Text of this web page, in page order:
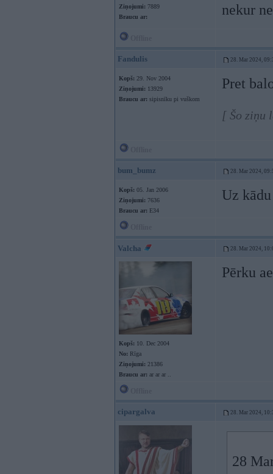
Ziņojumi: 7889
Braucu ar:
nekur
Fandulis 28. Mar 2024,
Kopš: 29. Nov 2004
Ziņojumi: 13929
Braucu ar: sipisnīku pi vuškom
Pret
[ Šo ziņu
bum_bumz 28. Mar 2024,
Kopš: 05. Jan 2006
Ziņojumi: 7636
Braucu ar: E34
Uz
Valcha 28. Mar 2024,
Kopš: 10. Dec 2004
No: Rīga
Ziņojumi: 21386
Braucu ar: ar ar ar ..
Pērku
cipargalva 28. Mar 2024,
28